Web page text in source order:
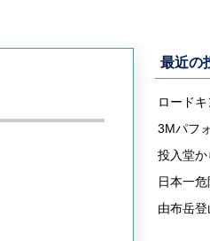
最近の
ロード
3Mパフ
投入堂か
日本一危
由布岳